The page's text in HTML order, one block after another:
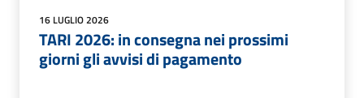
16 LUGLIO 2026
TARI 2026: in consegna nei prossimi
giorni gli avvisi di pagamento